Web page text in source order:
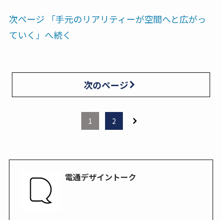
次ページ 「手元のリアリティーが空間へと広がっ
ていく」へ続く
次のページ
1 2
電通デザイントーク